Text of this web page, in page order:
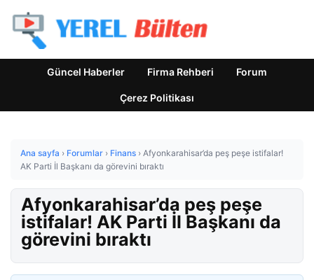
Güncel Haberler Firma Rehberi Forum
Çerez Politikası
Ana sayfa › Forumlar › Finans › Afyonkarahisar’da peş peşe istifalar!
AK Parti İl Başkanı da görevini bıraktı
Afyonkarahisar’da peş peşe
istifalar! AK Parti İl Başkanı da
görevini bıraktı